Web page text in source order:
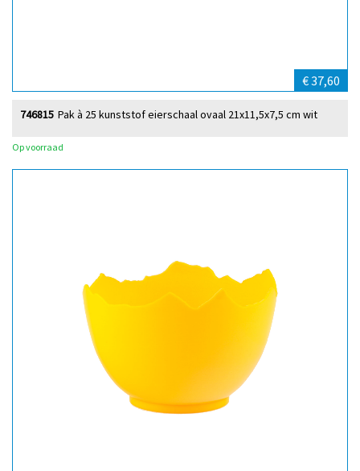
€ 37,60
Pak à 25 kunststof eierschaal ovaal 21x11,5x7,5 cm wit
746815
Op voorraad